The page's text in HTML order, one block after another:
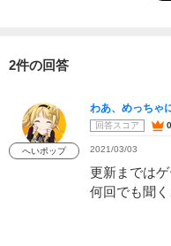
2件の回答
へいポップ
わあ、めっちゃ
回答スコア 0
2021/03/03
更新までは
何回でも聞